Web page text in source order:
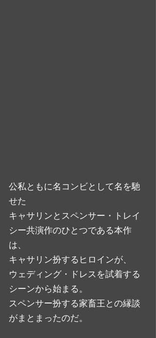
公私ともに名コンビとして名を馳
せた
キャサリンとスペンサー・トレイ
シー共演作のひとつである本作
は、
キャサリン扮するヒロインが、
ウェディング・ドレスを試着する
シーンから始まる。
スペンサー扮する家畜王との縁談
がまとまったのだ。